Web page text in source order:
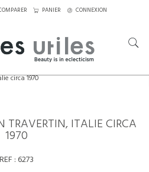
PANIER CONNEXION
circa 1970
TRAVERTIN, ITALIE CIRCA
1970
REF : 6273